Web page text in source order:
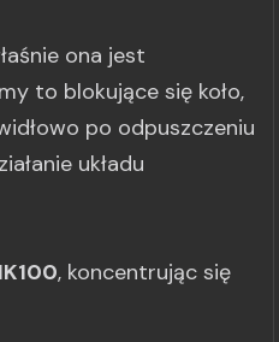
ona jest
to blokujące się koło,
po odpuszczeniu
układu
, koncentrując się